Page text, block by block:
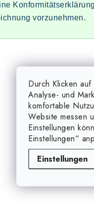
Durch Klicken
Analyse- und
komfortable
Website messen
Einstellungen
Einstellungen“
Einstellungen
vorzunehmen.